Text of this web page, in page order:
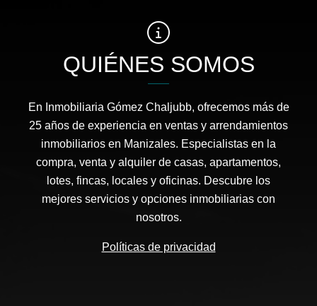
QUIÉNES SOMOS
En Inmobiliaria Gómez Chaljubb, ofrecemos más de
25 años de experiencia en ventas y arrendamientos
inmobiliarios en Manizales. Especialistas en la
compra, venta y alquiler de casas, apartamentos,
lotes, fincas, locales y oficinas. Descubre los
mejores servicios y opciones inmobiliarias con
nosotros.
Políticas de privacidad